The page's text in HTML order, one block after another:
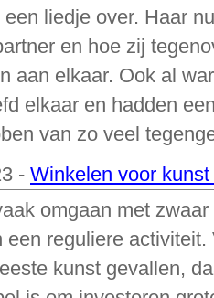
liedje over. Haar
en hoe zij
aan elkaar. Ook al
elkaar en hadden
van zo veel
- Winkelen voor
omgaan met
een reguliere
kunst gevallen,